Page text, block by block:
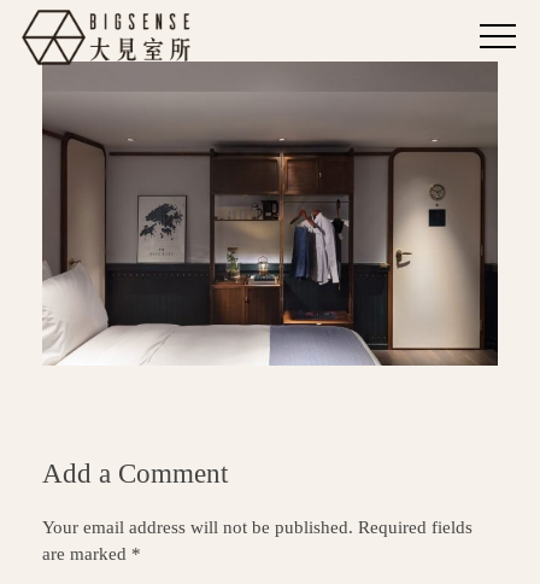
Add a Comment
Your email address will not be published. Required fields
are marked *